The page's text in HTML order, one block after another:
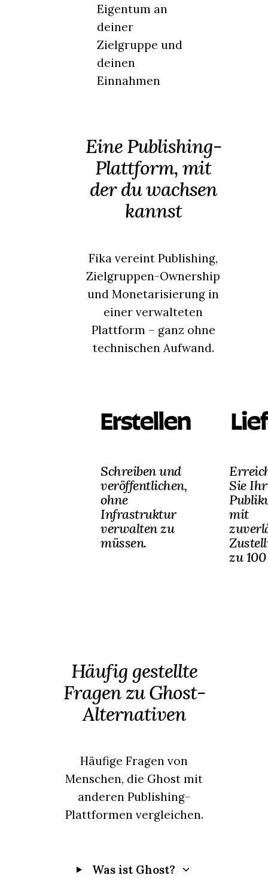
Eigentum an
deiner
Zielgruppe und
deinen
Einnahmen
Eine Publishing-
Plattform, mit
der du wachsen
kannst
Fika vereint Publishing,
Zielgruppen-Ownership
und Monetarisierung in
einer verwalteten
Plattform – ganz ohne
technischen Aufwand.
Erstellen
Schreiben und
veröffentlichen,
ohne
Infrastruktur
verwalten zu
müssen.
Sie Ihr
mit
zu
Häufig gestellte
Fragen zu Ghost-
Alternativen
Häufige Fragen von
Menschen, die Ghost mit
anderen Publishing-
Plattformen vergleichen.
Was ist Ghost?